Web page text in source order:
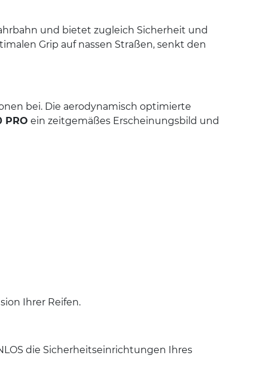
und bietet zugleich Sicherheit und
Grip auf nassen Straßen, senkt den
bei. Die aerodynamisch optimierte
PRO ein zeitgemäßes Erscheinungsbild und
Ihrer Reifen.
die Sicherheitseinrichtungen Ihres